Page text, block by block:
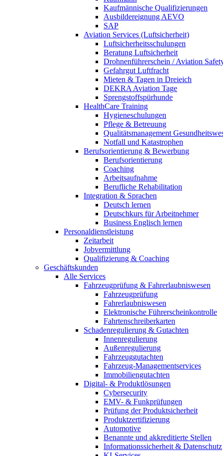
Kaufmännische Qualifizierungen
Ausbildereignung AEVO
SAP
Aviation Services (Luftsicherheit)
Luftsicherheitsschulungen
Beratung Luftsicherheit
Drohnenführerschein / Aviation
Gefahrgut Luftfracht
Mieten & Tagen in Dreieich
DEKRA Aviation Tage
Sprengstoffspürhunde
HealthCare Training
Hygieneschulungen
Pflege & Betreuung
Qualitätsmanagement
Notfall und Katastrophen
Berufsorientierung & Bewerbung
Berufsorientierung
Coaching
Arbeitsaufnahme
Berufliche Rehabilitation
Integration & Sprachen
Deutsch lernen
Deutschkurs für Arbeitnehmer
Business Englisch lernen
Personaldienstleistung
Zeitarbeit
Jobvermittlung
Qualifizierung & Coaching
Geschäftskunden
Alle Services
Fahrzeugprüfung & Fahrerlaubniswesen
Fahrzeugprüfung
Fahrerlaubniswesen
Elektronische Führerscheinkontrolle
Fahrtenschreiberkarten
Schadenregulierung & Gutachten
Innenregulierung
Außenregulierung
Fahrzeuggutachten
Fahrzeug-Managementservices
Immobiliengutachten
Digital- & Produktlösungen
Cybersecurity
EMV- & Funkprüfungen
Prüfung der Produktsicherheit
Produktzertifizierung
Automotive
Benannte und akkreditierte Stellen
Informationssicherheit & Datenschutz